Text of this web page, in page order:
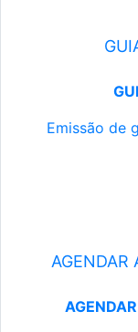
Emissão de
AGENDAR